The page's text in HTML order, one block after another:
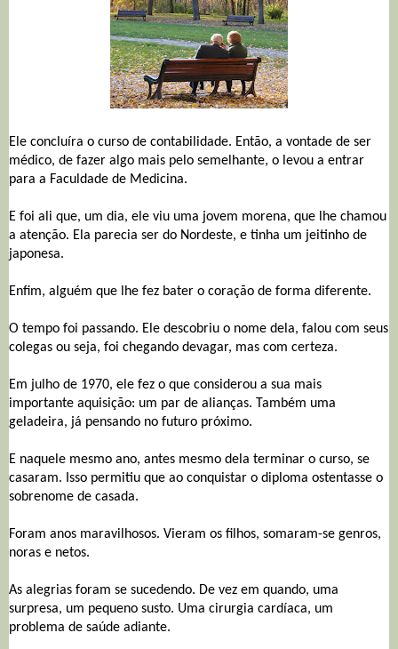
Ele concluíra o curso de contabilidade. Então, a vontade de ser
médico, de fazer algo mais pelo semelhante, o levou a entrar
para a Faculdade de Medicina.
E foi ali que, um dia, ele viu uma jovem morena, que lhe chamou
a atenção. Ela parecia ser do Nordeste, e tinha um jeitinho de
japonesa.
Enfim, alguém que lhe fez bater o coração de forma diferente.
O tempo foi passando. Ele descobriu o nome dela, falou com seus
colegas ou seja, foi chegando devagar, mas com certeza.
Em julho de 1970, ele fez o que considerou a sua mais
importante aquisição: um par de alianças. Também uma
geladeira, já pensando no futuro próximo.
E naquele mesmo ano, antes mesmo dela terminar o curso, se
casaram. Isso permitiu que ao conquistar o diploma ostentasse o
sobrenome de casada.
Foram anos maravilhosos. Vieram os filhos, somaram-se genros,
noras e netos.
As alegrias foram se sucedendo. De vez em quando, uma
surpresa, um pequeno susto. Uma cirurgia cardíaca, um
problema de saúde adiante.